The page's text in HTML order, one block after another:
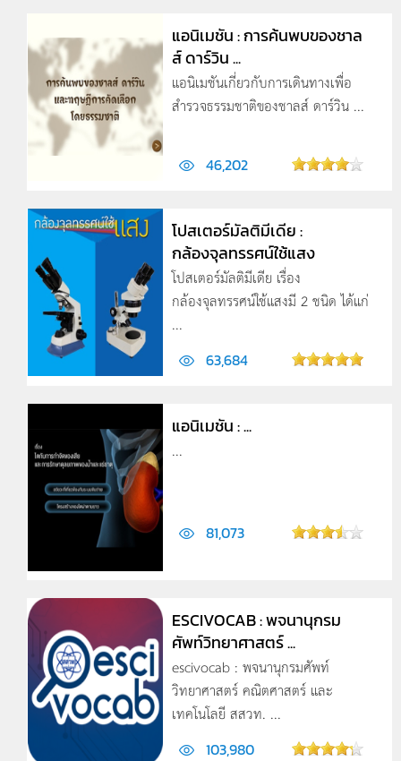
แอนิเมชัน : การค้นพบของชาล
ส์ ดาร์วิน ...
แอนิเมชันเกี่ยวกับการเดินทางเพื่อ
สำรวจธรรมชาติของชาลส์ ดาร์วิน ...
46,202
โปสเตอร์มัลติมีเดีย :
กล้องจุลทรรศน์ใช้แสง
โปสเตอร์มัลติมีเดีย เรื่อง
กล้องจุลทรรศน์ใช้แสงมี 2 ชนิด ได้แก่
...
63,684
แอนิเมชัน : ...
...
81,073
ESCIVOCAB : พจนานุกรม
ศัพท์วิทยาศาสตร์ ...
escivocab : พจนานุกรมศัพท์
วิทยาศาสตร์ คณิตศาสตร์ และ
เทคโนโลยี สสวท. ...
103,980